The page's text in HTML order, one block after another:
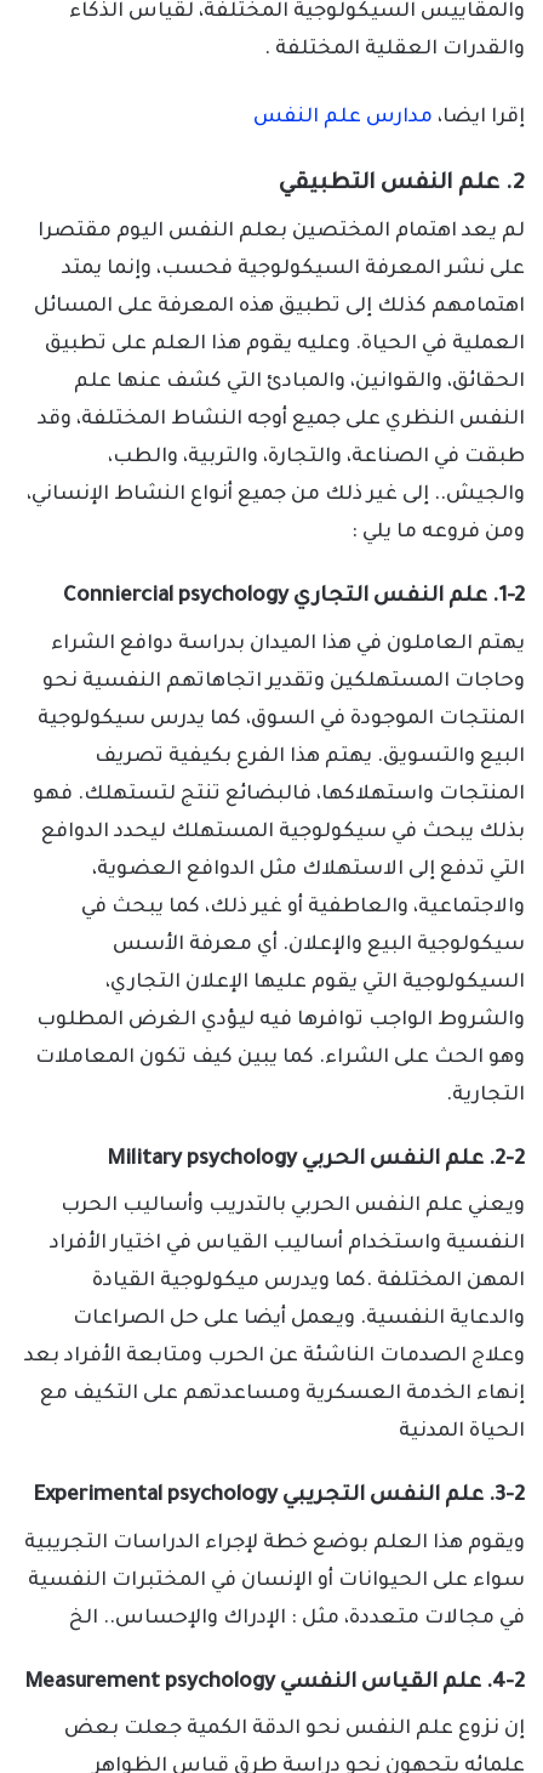
والمقاييس السيكولوجية المختلفة، لقياس الذكاء
والقدرات العقلية المختلفة .
إقرا ايضا، مدارس علم النفس
2. علم النفس التطبيقي
لم يعد اهتمام المختصين بعلم النفس اليوم مقتصرا
على نشر المعرفة السيكولوجية فحسب، وإنما يمتد
اهتمامهم كذلك إلى تطبيق هذه المعرفة على المسائل
العملية في الحياة. وعليه يقوم هذا العلم على تطبيق
الحقائق، والقوانين، والمبادئ التي كشف عنها علم
النفس النظري على جميع أوجه النشاط المختلفة، وقد
طبقت في الصناعة، والتجارة، والتربية، والطب،
والجيش.. إلى غير ذلك من جميع أنواع النشاط الإنساني،
ومن فروعه ما يلي :
1-2. علم النفس التجاري Conniercial psychology
يهتم العاملون في هذا الميدان بدراسة دوافع الشراء
وحاجات المستهلكين وتقدير اتجاهاتهم النفسية نحو
المنتجات الموجودة في السوق، كما يدرس سيكولوجية
البيع والتسويق. يهتم هذا الفرع بكيفية تصريف
المنتجات واستهلاكها، فالبضائع تنتج لتستهلك. فهو
بذلك يبحث في سيكولوجية المستهلك ليحدد الدوافع
التي تدفع إلى الاستهلاك مثل الدوافع العضوية،
والاجتماعية، والعاطفية أو غير ذلك، كما يبحث في
سيكولوجية البيع والإعلان. أي معرفة الأسس
السيكولوجية التي يقوم عليها الإعلان التجاري،
والشروط الواجب توافرها فيه ليؤدي الغرض المطلوب
وهو الحث على الشراء. كما يبين كيف تكون المعاملات
التجارية.
2-2. علم النفس الحربي Military psychology
ويعني علم النفس الحربي بالتدريب وأساليب الحرب
النفسية واستخدام أساليب القياس في اختيار الأفراد
المهن المختلفة .كما ويدرس ميكولوجية القيادة
والدعاية النفسية. ويعمل أيضا على حل الصراعات
وعلاج الصدمات الناشئة عن الحرب ومتابعة الأفراد بعد
إنهاء الخدمة العسكرية ومساعدتهم على التكيف مع
الحياة المدنية
3-2. علم النفس التجريبي Experimental psychology
ويقوم هذا العلم بوضع خطة لإجراء الدراسات التجريبية
سواء على الحيوانات أو الإنسان في المختبرات النفسية
في مجالات متعددة، مثل : الإدراك والإحساس.. الخ
4-2. علم القياس النفسي Measurement psychology
إن نزوع علم النفس نحو الدقة الكمية جعلت بعض
علمائه يتجهون نحو دراسة طرق قياس الظواهر